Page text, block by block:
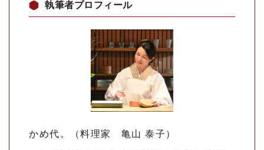
執筆者プロフィール
かめ代。（料理家 亀山 泰子）